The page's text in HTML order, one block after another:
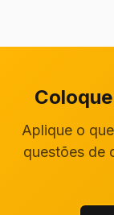
Aplique o
questões de